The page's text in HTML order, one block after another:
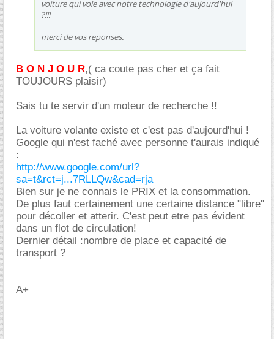
voiture qui vole avec notre technologie d'aujourd'hui
?!!!
merci de vos reponses.
B O N J O U R,( ca coute pas cher et ça fait
TOUJOURS plaisir)
Sais tu te servir d'un moteur de recherche !!
La voiture volante existe et c'est pas d'aujourd'hui !
Google qui n'est faché avec personne t'aurais indiqué
:
http://www.google.com/url?
sa=t&rct=j...7RLLQw&cad=rja
Bien sur je ne connais le PRIX et la consommation.
De plus faut certainement une certaine distance "libre"
pour décoller et atterir. C'est peut etre pas évident
dans un flot de circulation!
Dernier détail :nombre de place et capacité de
transport ?
A+